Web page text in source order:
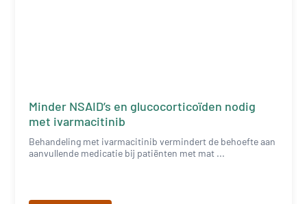
Minder NSAID’s en glucocorticoïden nodig
met ivarmacitinib
Behandeling met ivarmacitinib vermindert de behoefte aan
aanvullende medicatie bij patiënten met mat ...